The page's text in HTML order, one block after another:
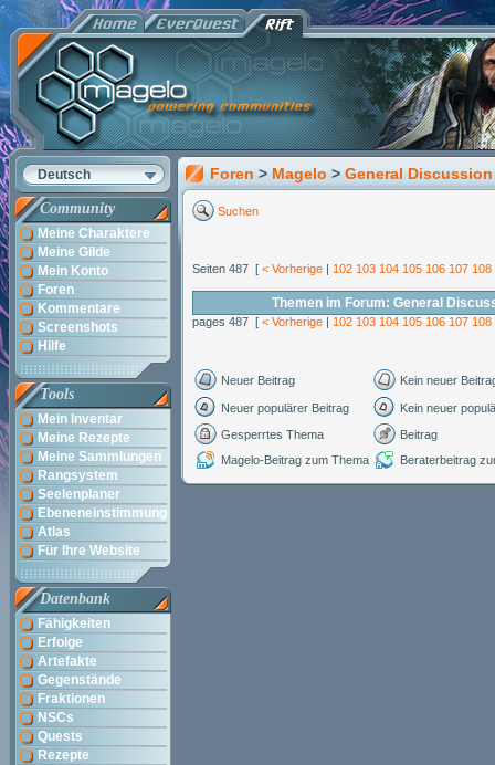
Deutsch
Community
Meine Charaktere
Meine Gilde
Mein Konto
Foren
Kommentare
Screenshots
Hilfe
Tools
Mein Inventar
Meine Rezepte
Meine Sammlungen
Rangsystem
Seelenplaner
Ebeneneinstimmung
Atlas
Für Ihre Website
Datenbank
Fähigkeiten
Erfolge
Artefakte
Gegenstände
Fraktionen
NSCs
Quests
Rezepte
Foren > Magelo > General Discussion
Suchen
Seiten 487 [ < Vorherige | 102 103 104 105 106 107 108
Themen im Forum: General
pages 487 [ < Vorherige | 102 103 104 105 106 107 108
Neuer Beitrag Kein neuer
Neuer populärer Beitrag
Kein neuer
Gesperrtes Thema
Beitrag
Magelo-Beitrag zum Thema
Beraterbeitrag